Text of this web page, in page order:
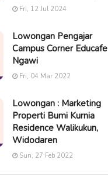
Fri, 12 Jul 2024
Lowongan Pengajar
Campus Corner Educafe
Ngawi
Fri, 04 Mar 2022
Lowongan : Marketing
Properti Bumi Kurnia
Residence Walikukun,
Widodaren
Sun, 27 Feb 2022